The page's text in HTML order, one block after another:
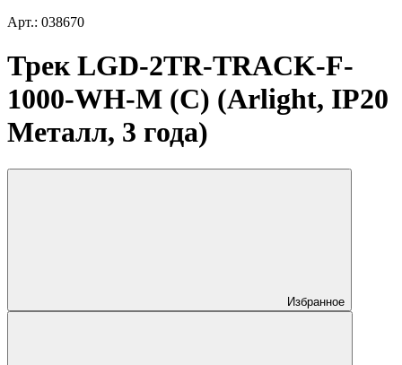
Арт.: 038670
Трек LGD-2TR-TRACK-F-
1000-WH-M (C) (Arlight, IP20
Металл, 3 года)
Избранное